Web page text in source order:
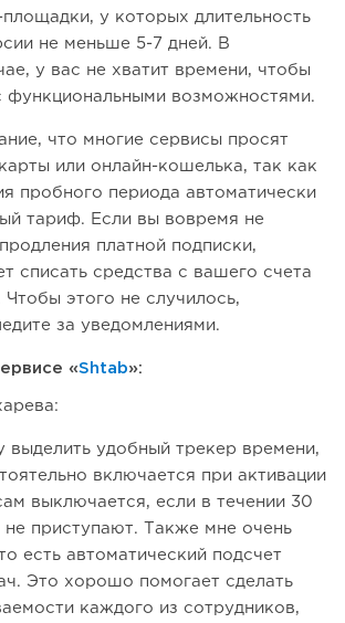
у которых длительность
не меньше 5-7 дней. В
у вас не хватит времени, чтобы
функциональными возможностями.
что многие сервисы просят
или онлайн-кошелька, так как
пробного периода автоматически
тариф. Если вы вовремя не
платной подписки,
списать средства с вашего счета
Чтобы этого не случилось,
за уведомлениями.
«Shtab»:
выделить удобный трекер времени,
включается при активации
выключается, если в течении 30
не приступают. Также мне очень
есть автоматический подсчет
Это хорошо помогает сделать
каждого из сотрудников,